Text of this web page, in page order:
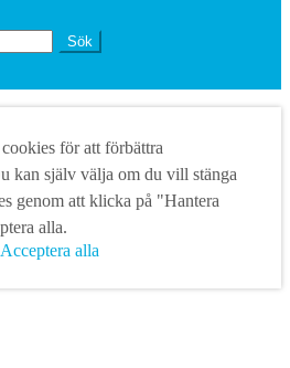
Sök
för att förbättra
kan själv välja om du vill stänga
genom att klicka på "Hantera
alla.
Acceptera alla